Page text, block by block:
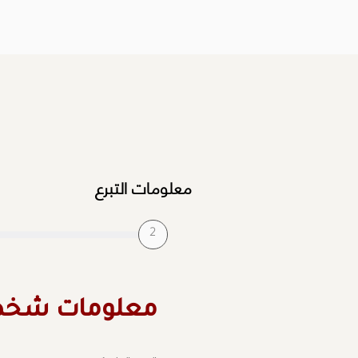
معلومات التبرع
2
: معلومات